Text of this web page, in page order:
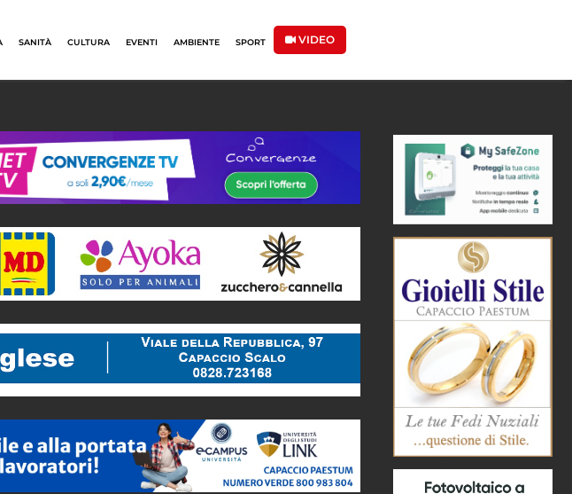
SANITÀ CULTURA EVENTI AMBIENTE SPORT VIDEO